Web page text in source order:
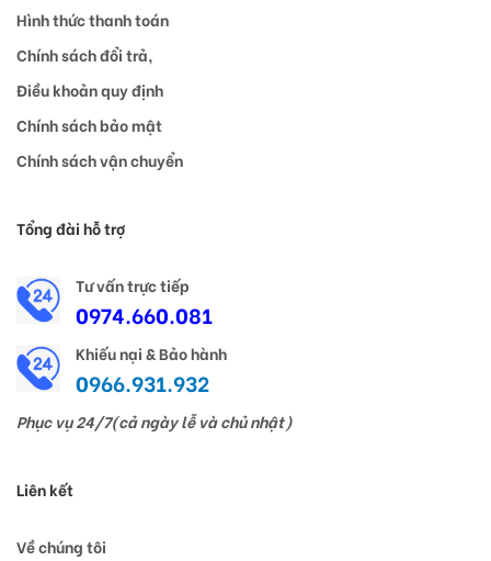
Hình thức thanh toán
Chính sách đổi trả,
Điều khoản quy định
Chính sách bảo mật
Chính sách vận chuyển
Tổng đài hỗ trợ
Tư vấn trực tiếp
0974.660.081
Khiếu nại & Bảo hành
0966.931.932
Phục vụ 24/7(cả ngày lễ và chủ nhật)
Liên kết
Về chúng tôi